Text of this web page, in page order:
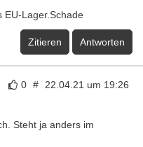
EU-Lager.Schade
Zitieren Antworten
0 # 22.04.21 um 19:26
Steht ja anders im